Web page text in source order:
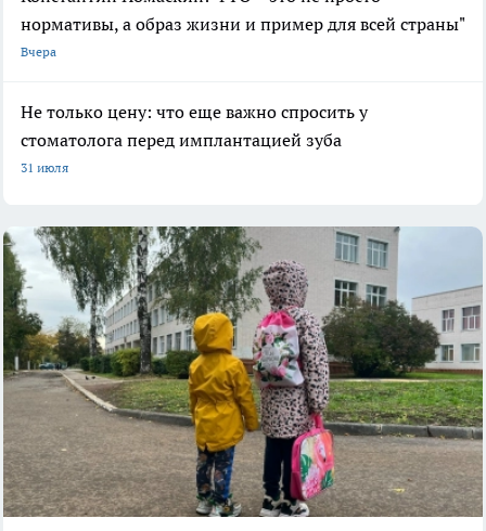
нормативы, а образ жизни и пример для всей страны"
Вчера
Не только цену: что еще важно спросить у
стоматолога перед имплантацией зуба
31 июля